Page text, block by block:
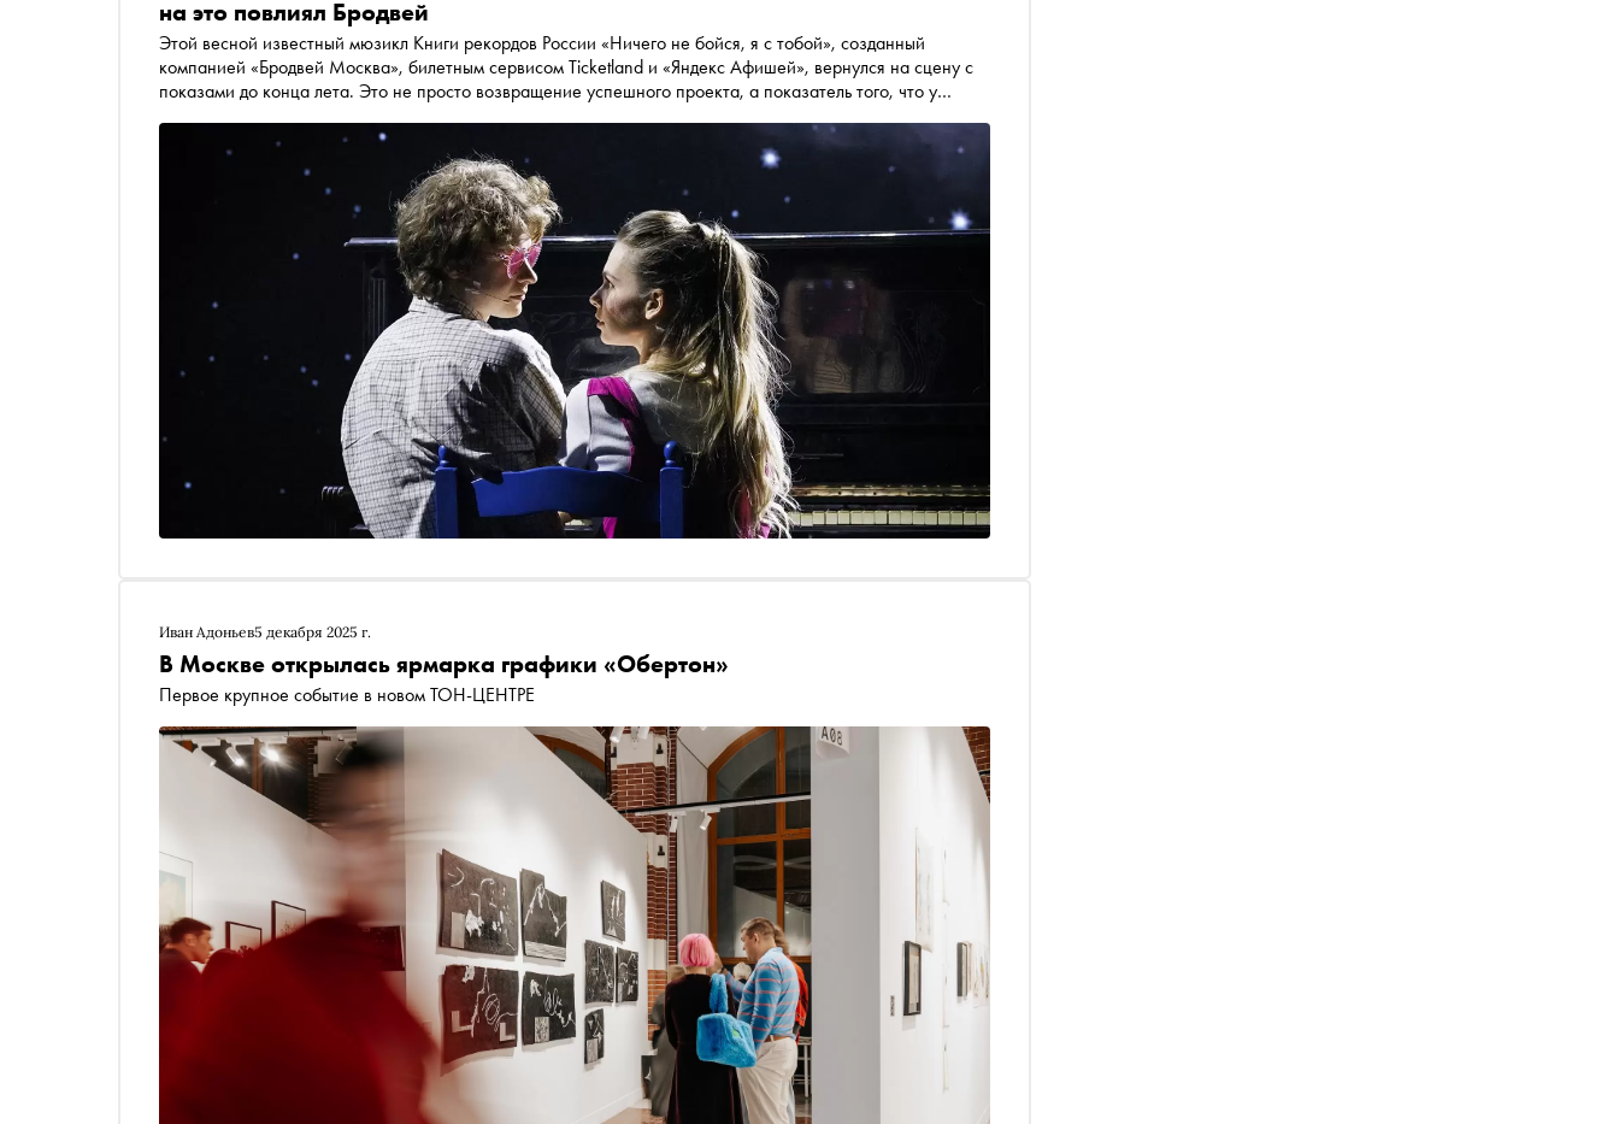
на это повлиял Бродвей
Этой весной известный мюзикл Книги рекордов России «Ничего не бойся, я с тобой», созданный
компанией «Бродвей Москва», билетным сервисом Ticketland и «Яндекс Афишей», вернулся на сцену с
показами до конца лета. Это не просто возвращение успешного проекта, а показатель того, что у
первого прокатного цикла. Что это значит для будущего рынка мюзиклов и какая модель
сформировалась в России, рассказал Дмитрий Зорихин, генеральный директор МТС Live
Иван Адоньев5 декабря 2025 г.
В Москве открылась ярмарка графики «Обертон»
Первое крупное событие в новом ТОН-ЦЕНТРЕ